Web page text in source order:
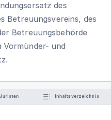
des
Betreuungsvereins, des
Betreuungsbehörde
Vormünder- und
Inhaltsverzeichnis